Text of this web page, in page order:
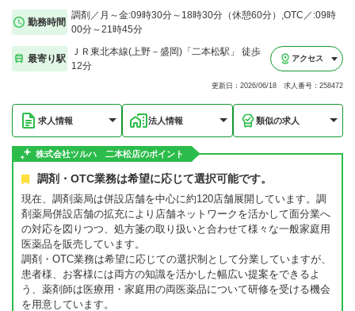
勤務時間
調剤／月～金:09時30分～18時30分（休憩60分）,OTC／:09時
00分～21時45分
最寄り駅
ＪＲ東北本線(上野－盛岡)「二本松駅」 徒歩
12分
アクセス
更新日：2026/06/18 求人番号：258472
求人情報 法人情報 類似の求人
株式会社ツルハ 二本松店のポイント
調剤・OTC業務は希望に応じて選択可能です。
現在、調剤薬局は併設店舗を中心に約120店舗展開しています。調
剤薬局併設店舗の拡充により店舗ネットワークを活かして面分業へ
の対応を図りつつ、処方箋の取り扱いと合わせて様々な一般家庭用
医薬品を販売しています。
調剤・OTC業務は希望に応じての選択制として分業していますが、
患者様、お客様には両方の知識を活かした幅広い提案をできるよ
う、薬剤師は医療用・家庭用の両医薬品について研修を受ける機会
を用意しています。